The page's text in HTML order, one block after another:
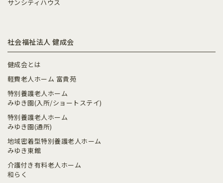
サンシティハウス
社会福祉法人 健成会
健成会とは
軽費老人ホーム 富貴苑
特別養護老人ホーム
みゆき園(入所/ショートステイ)
特別養護老人ホーム
みゆき園(通所)
地域密着型特別養護老人ホーム
みゆき東館
介護付き有料老人ホーム
和らく